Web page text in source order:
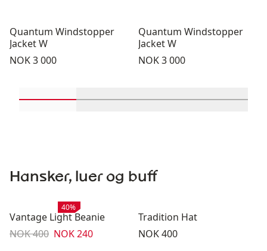
Quantum Windstopper
Jacket W
Pris:
NOK 3 000
Quantum Windstopper
Jacket W
Pris:
NOK 3 000
Hansker, luer og buff
Salg:
40%
Vantage Light Beanie
Originalpris:
NOK 400 Salgspris
NOK 240
Tradition Hat
Pris:
NOK 400